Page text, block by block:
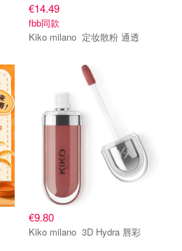
€14.49
fbb同款
Kiko milano 定妆散粉 通透
€9.80
Kiko milano 3D Hydra 唇彩